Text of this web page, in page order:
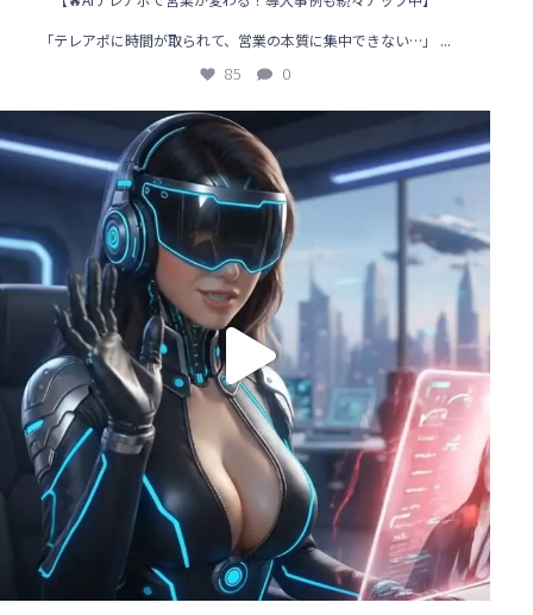
「テレアポに時間が取られて、営業の本質に集中できない…」
...
85 0
🌟【AIテレアポ導入事例】営業の“常識”を変えた企業のリアル体験！
...
117 1